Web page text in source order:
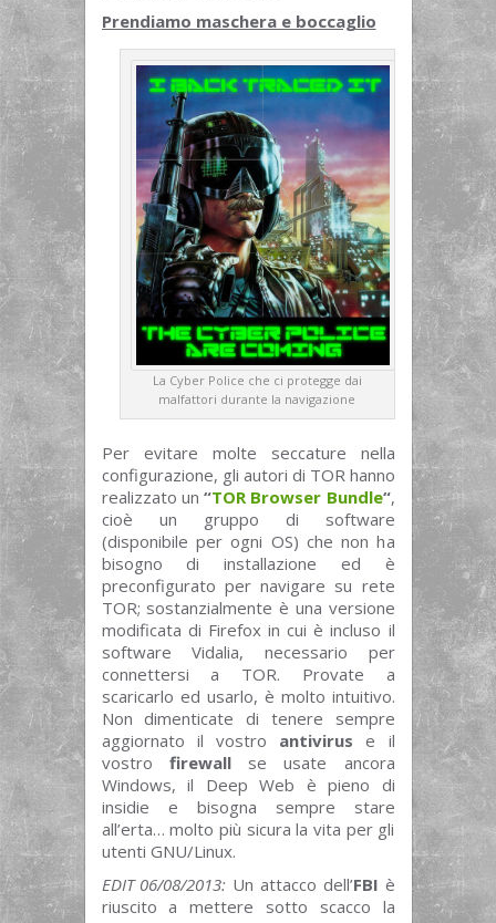
Prendiamo maschera e boccaglio
La Cyber Police che ci protegge dai
malfattori durante la navigazione
Per evitare molte seccature nella
configurazione, gli autori di TOR hanno
realizzato un “TOR Browser Bundle“,
cioè un gruppo di software
(disponibile per ogni OS) che non ha
bisogno di installazione ed è
preconfigurato per navigare su rete
TOR; sostanzialmente è una versione
modificata di Firefox in cui è incluso il
software Vidalia, necessario per
connettersi a TOR. Provate a
scaricarlo ed usarlo, è molto intuitivo.
Non dimenticate di tenere sempre
aggiornato il vostro antivirus e il
vostro firewallse usate ancora
Windows, il Deep Web è pieno di
insidie e bisogna sempre stare
all’erta… molto più sicura la vita per gli
utenti GNU/Linux.
EDIT 06/08/2013: Un attacco dell’FBI è
riuscito a mettere sotto scacco la